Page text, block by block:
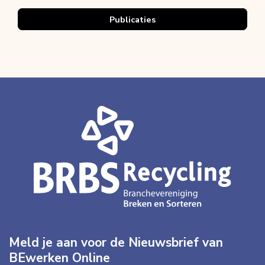
Publicaties
Meld je aan voor de Nieuwsbrief van
BEwerken Online